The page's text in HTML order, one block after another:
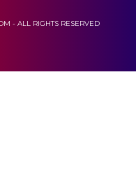
- ALL RIGHTS RESERVED